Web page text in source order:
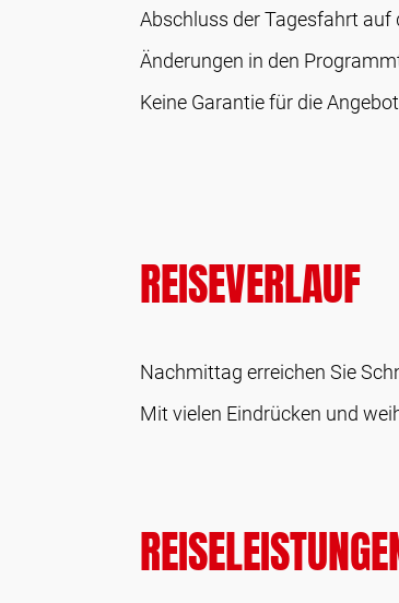
Abschluss der Tagesfahrt auf
Änderungen in den
Keine Garantie für die
REISEVERLAUF
Nachmittag erreichen Sie
Mit vielen Eindrücken und